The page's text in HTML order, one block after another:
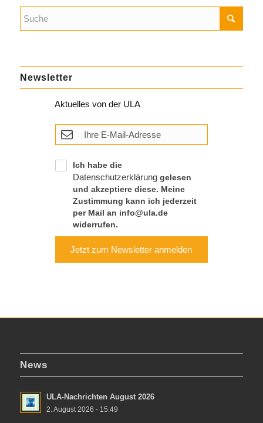
Newsletter
Jetzt zum Newsletter anmelden
Aktuelles von der ULA
Ich habe die
Datenschutzerklärung gelesen
und akzeptiere diese. Meine
Zustimmung kann ich jederzeit
per Mail an info@ula.de
widerrufen.
News
ULA-Nachrichten August 2026
2. August 2026 - 15:49